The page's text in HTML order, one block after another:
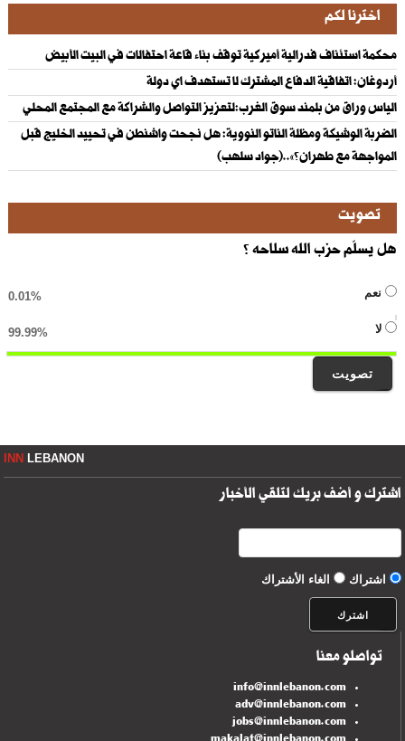
اخترنا لكم
‏محكمة استئناف فدرالية أميركية توقف بناء قاعة احتفالات في البيت الأبيض
أردوغان: اتفاقية الدفاع المشترك لا تستهدف اي دولة
الياس وراق من بلمند سوق الغرب:لتعزيز التواصل والشراكة مع المجتمع المحلي
الضربة الوشيكة ومظلة الناتو النووية: هل نجحت واشنطن في تحييد الخليج قبل
المواجهة مع طهران؟»..(جواد سلهب)
تصويت
هل يسلّم حزب الله سلاحه ؟
نعم 0.01%
لا 99.99%
تصويت
INNLEBANON
اشترك و أضف بريك لتلقي الأخبار
اشتراك الغاء الأشتراك
تواصلو معنا
info@innlebanon.com
adv@innlebanon.com
jobs@innlebanon.com